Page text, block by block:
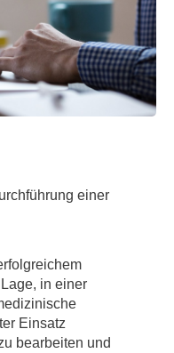
einer
in einer
Einsatz
bearbeiten und